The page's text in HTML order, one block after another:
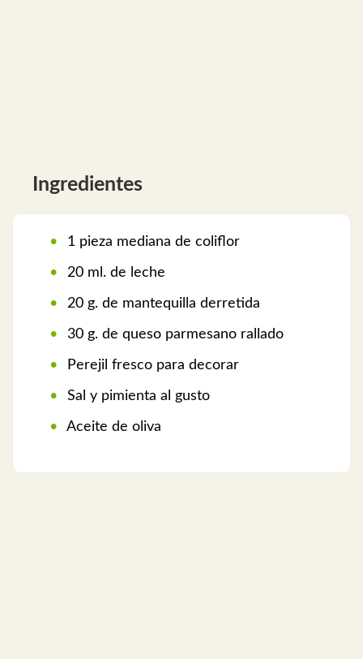
Ingredientes
1 pieza mediana de coliflor
20 ml. de leche
20 g. de mantequilla derretida
30 g. de queso parmesano rallado
Perejil fresco para decorar
Sal y pimienta al gusto
Aceite de oliva